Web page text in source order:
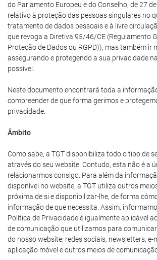
do Parlamento Europeu e do Conselho, de 27
relativo à proteção das pessoas singulares no
tratamento de dados pessoais e à livre
que revoga a Diretiva 95/46/CE (Regulamento
Proteção de Dados ou RGPD)), mas também ir
assegurando e protegendo a sua privacidade
possível.
Neste documento encontrará toda a
compreender de que forma gerimos e
privacidade.
Âmbito
Como sabe, a TGT disponibiliza todo o tipo de
através do seu website. Contudo, esta não é a
relacionarmos consigo. Para além da
disponível no website, a TGT utiliza outros
próxima de si e disponibilizar-lhe, de forma
informação de que necessita. Assim,
Política de Privacidade é igualmente aplicável
de comunicação que utilizamos para
do nosso website: redes sociais, newsletters, e-
aplicação móvel e outros meios de